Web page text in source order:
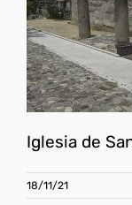
Iglesia de
18/11/21